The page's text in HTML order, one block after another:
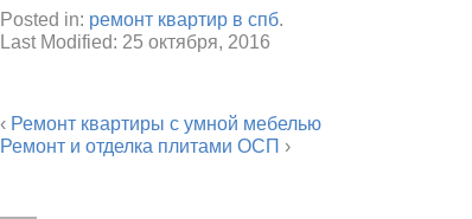
Posted in: ремонт квартир в спб.
Last Modified: 25 октября, 2016
‹ Ремонт квартиры с умной мебелью
Ремонт и отделка плитами ОСП ›